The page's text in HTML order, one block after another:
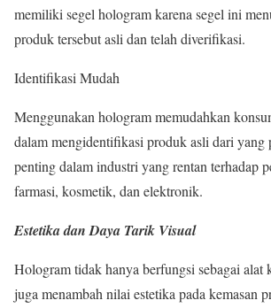
memiliki segel hologram karena segel ini
produk tersebut asli dan telah diverifikasi.
Identifikasi Mudah
Menggunakan hologram memudahkan
dalam mengidentifikasi produk asli dari yang
penting dalam industri yang rentan terhadap
farmasi, kosmetik, dan elektronik.
Estetika dan Daya Tarik Visual
Hologram tidak hanya berfungsi sebagai alat
juga menambah nilai estetika pada kemasan